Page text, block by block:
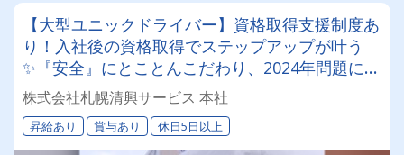
【大型ユニックドライバー】資格取得支援制度あ
り！入社後の資格取得でステップアップが叶う
✨『安全』にとことんこだわり、2024年問題にも
徹底対応しています。
株式会社札幌清興サービス 本社
昇給あり 賞与あり 休日5日以上